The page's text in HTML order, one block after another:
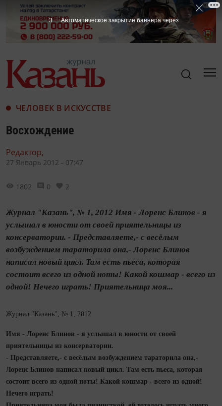
ЧЕЛОВЕК В ИСКУССТВЕ
Восхождение
Редактор,
27 Январь 2012 - 07:47
1802 0 2
Журнал "Казань", № 1, 2012 Имя - Лоренс Блинов - я
услышал в юности от своей приятельницы из
консерватории. - Представляете,- с весёлым
возбуждением тараторила она,- Лоренс Блинов
написал новый цикл. Там есть пьеса, которая
состоит всего из одной ноты! Какой кошмар - всего из
одной! Нечего играть! Приятельница моя...
Журнал "Казань", № 1, 2012
Имя - Лоренс Блинов - я услышал в юности от своей
приятельницы из консерватории.
- Представляете,- с весёлым возбуждением тараторила она,-
Лоренс Блинов написал новый цикл. Там есть пьеса, которая
состоит всего из одной ноты! Какой кошмар - всего из одной!
Нечего играть!
2 Автоматическое закрытие баннера через